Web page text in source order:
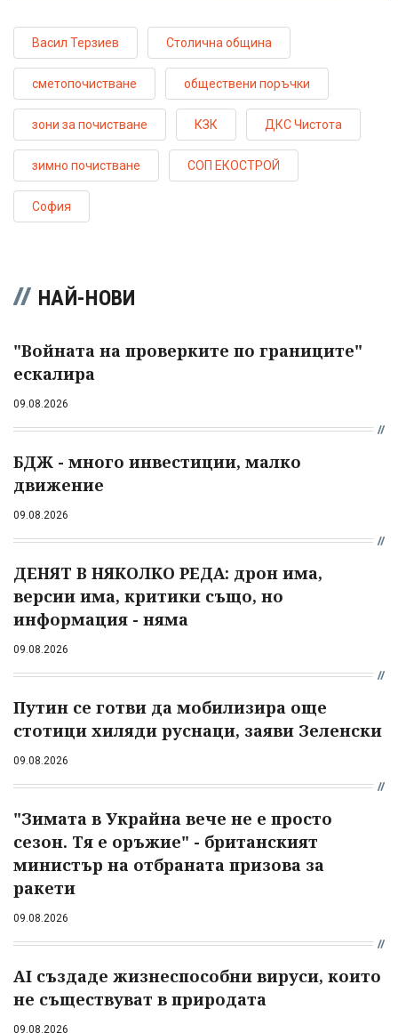
Васил Терзиев Столична община
сметопочистване обществени поръчки
зони за почистване КЗК ДКС Чистота
зимно почистване СОП ЕКОСТРОЙ
София
НАЙ-НОВИ
"Войната на проверките по границите"
ескалира
09.08.2026
БДЖ - много инвестиции, малко
движение
09.08.2026
ДЕНЯТ В НЯКОЛКО РЕДА: дрон има,
версии има, критики също, но
информация - няма
09.08.2026
Путин се готви да мобилизира още
стотици хиляди руснаци, заяви Зеленски
09.08.2026
"Зимата в Украйна вече не е просто
сезон. Тя е оръжие" - британският
министър на отбраната призова за
ракети
09.08.2026
AI създаде жизнеспособни вируси, които
не съществуват в природата
09.08.2026